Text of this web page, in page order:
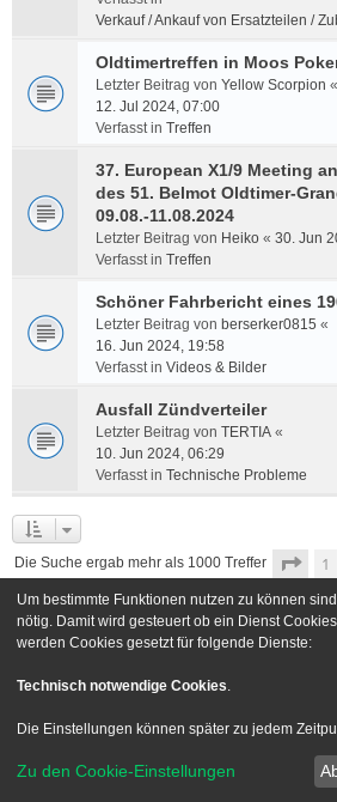
Verkauf / Ankauf von Ersatzteilen /
Oldtimertreffen in Moos
Letzter Beitrag von Yellow Scorpion «
12. Jul 2024, 07:00
Verfasst in Treffen
37. European X1/9 Meeting
des 51. Belmot Oldtimer-
09.08.-11.08.2024
Letzter Beitrag von Heiko « 30. Jun
Verfasst in Treffen
Schöner Fahrbericht eines
Letzter Beitrag von berserker0815 «
16. Jun 2024, 19:58
Verfasst in Videos & Bilder
Ausfall Zündverteiler
Letzter Beitrag von TERTIA «
10. Jun 2024, 06:29
Verfasst in Technische Probleme
Die Suche ergab mehr als 1000 Treffer Seite
1
Foren-Übersicht Kontakt
Powered byphpBB® Forum Software © phpBB
Style we_universal created byINVENTEA
Um bestimmte Funktionen nutzen zu können
nötig. Damit wird gesteuert ob ein Dienst
werden Cookies gesetzt für folgende Dienste:
Technisch notwendige Cookies.
Die Einstellungen können später zu jedem
Zu den Cookie-Einstellungen